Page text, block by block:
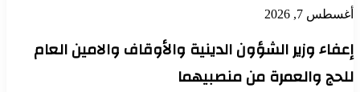
أغسطس 7, 2026
إعفاء وزير الشؤون الدينية والأوقاف والامين العام
للحج والعمرة من منصبيهما